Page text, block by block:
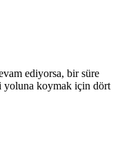
ediyorsa, bir süre
yoluna koymak için dört